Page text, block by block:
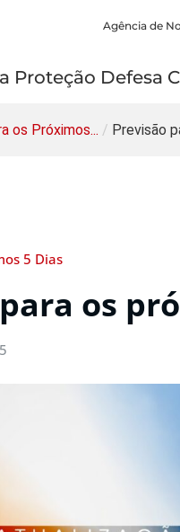
Agência de
Proteção Defesa
os Próximos... / Previsão
5 Dias
os